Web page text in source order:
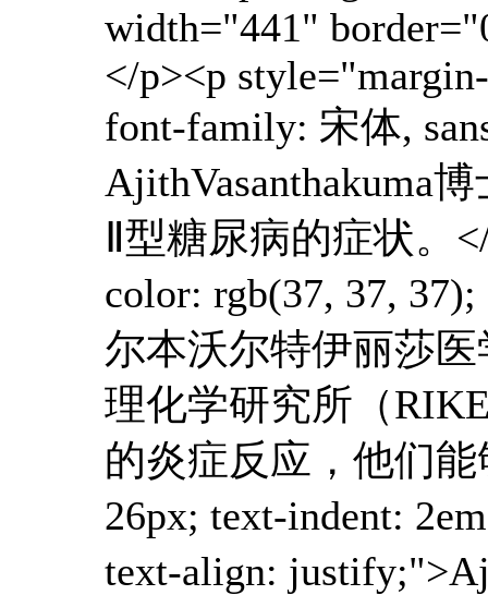
width="441"
</p><p
font-family: 宋体,
AjithVasanthakuma
Ⅱ型糖尿病的症状。
color: rgb(37, 37,
尔本沃尔特伊丽莎
理化学研究所（
的炎症反应，他们能
26px; text-indent:
text-align: